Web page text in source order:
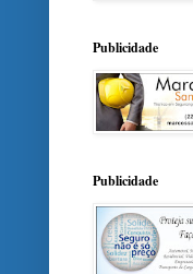
Publicidade
Publicidade